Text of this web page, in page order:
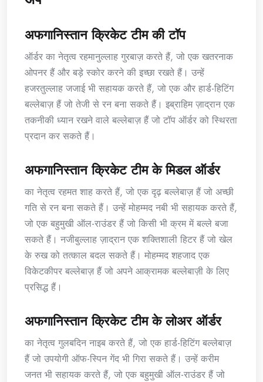
अफगानिस्तान क्रिकेट टीम की टॉप
ऑर्डर का नेतृत्व रहमानुल्लाह गुरबाज़ करते हैं, जो एक खतरनाक
ओपनर हैं और बड़े स्कोर करने की इच्छा रखते हैं। उन्हें
हजरतुल्लाह जजाई भी सहायक करते हैं, जो एक और हार्ड-हिटिंग
बल्लेबाज़ हैं जो तेजी से रन बना सकते हैं। इब्राहिम ज़ाद्रान एक
तकनीकी ध्यान रखने वाले बल्लेबाज़ हैं जो टॉप ऑर्डर को स्थिरता
प्रदान कर सकते हैं।
अफगानिस्तान क्रिकेट टीम के मिडल ऑर्डर
का नेतृत्व रहमत शाह करते हैं, जो एक दृढ़ बल्लेबाज़ हैं जो अच्छी
गति से रन बना सकते हैं। उन्हें मोहम्मद नबी भी सहायक करते हैं,
जो एक बहुमुखी ऑल-राउंडर हैं जो किसी भी क्रम में बल्ले बजा
सकते हैं। नजीबुल्लाह ज़ाद्रान एक शक्तिशाली हिटर हैं जो खेल
के रुख को तत्काल बदल सकते हैं। मोहम्मद शहजाद एक
विकेटकीपर बल्लेबाज़ हैं जो अपने आक्रामक बल्लेबाज़ी के लिए
प्रसिद्ध हैं।
अफगानिस्तान क्रिकेट टीम के लोअर ऑर्डर
का नेतृत्व गुलबदिन नाइब करते हैं, जो एक हार्ड-हिटिंग बल्लेबाज़
हैं जो उपयोगी ऑफ-स्पिन गेंद भी गिरा सकते हैं। उन्हें करीम
जनत भी सहायक करते हैं, जो एक बहुमुखी ऑल-राउंडर हैं जो